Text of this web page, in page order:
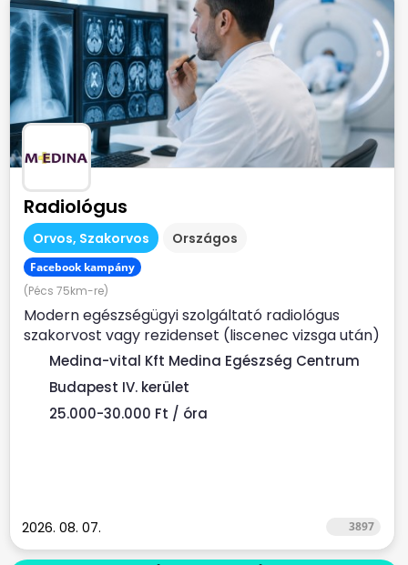
Radiológus
Orvos, Szakorvos Országos
Facebook kampány
(Pécs 75km-re)
Modern egészségügyi szolgáltató radiológus
szakorvost vagy rezidenset (liscenec vizsga után)
keres Rendelési...
Medina-vital Kft Medina Egészség Centrum
Budapest IV. kerület
25.000-30.000 Ft / óra
2026. 08. 07. 3897